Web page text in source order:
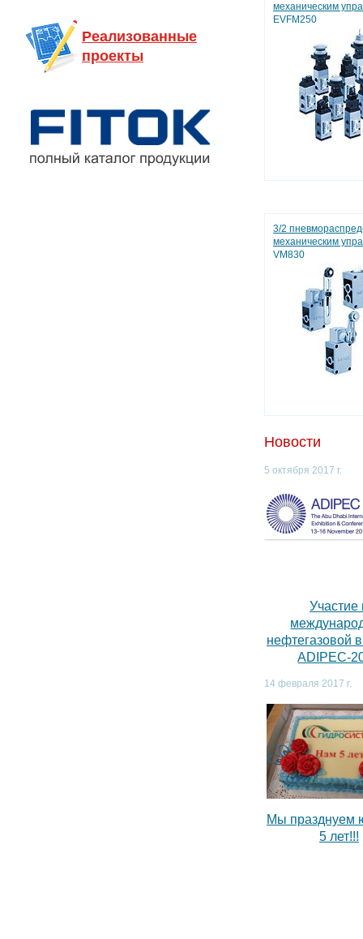
механическим
EVFM250
3/2
механическим
VM830
Новости
5 октября 2017 г.
Участие
нефтегазовой
ADIPEC-
14 февраля 2017 г.
Мы празднуем
5 лет!!!
Реализованные
проекты